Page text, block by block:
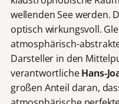
wellenden See werden.
optisch wirkungsvoll.
atmosphärisch-
Darsteller in den
verantwortlicheHans-
großen Anteil daran,